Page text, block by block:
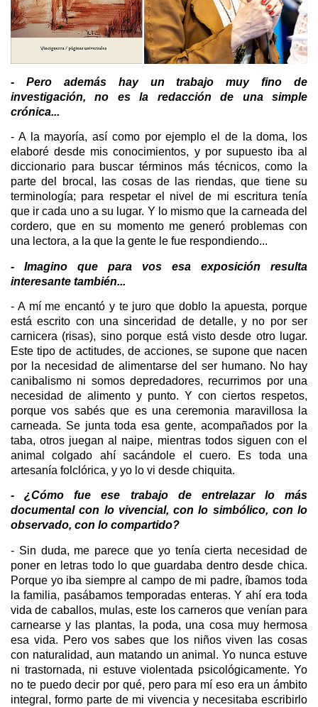
- Pero además hay un trabajo muy fino de
investigación, no es la redacción de una simple
crónica...
- A la mayoría, así como por ejemplo el de la doma, los
elaboré desde mis conocimientos, y por supuesto iba al
diccionario para buscar términos más técnicos, como la
parte del brocal, las cosas de las riendas, que tiene su
terminología; para respetar el nivel de mi escritura tenía
que ir cada uno a su lugar. Y lo mismo que la carneada del
cordero, que en su momento me generó problemas con
una lectora, a la que la gente le fue respondiendo...
- Imagino que para vos esa exposición resulta
interesante también...
- A mí me encantó y te juro que doblo la apuesta, porque
está escrito con una sinceridad de detalle, y no por ser
carnicera (risas), sino porque está visto desde otro lugar.
Este tipo de actitudes, de acciones, se supone que nacen
por la necesidad de alimentarse del ser humano. No hay
canibalismo ni somos depredadores, recurrimos por una
necesidad de alimento y punto. Y con ciertos respetos,
porque vos sabés que es una ceremonia maravillosa la
carneada. Se junta toda esa gente, acompañados por la
taba, otros juegan al naipe, mientras todos siguen con el
animal colgado ahí sacándole el cuero. Es toda una
artesanía folclórica, y yo lo vi desde chiquita.
- ¿Cómo fue ese trabajo de entrelazar lo más
documental con lo vivencial, con lo simbólico, con lo
observado, con lo compartido?
- Sin duda, me parece que yo tenía cierta necesidad de
poner en letras todo lo que guardaba dentro desde chica.
Porque yo iba siempre al campo de mi padre, íbamos toda
la familia, pasábamos temporadas enteras. Y ahí era toda
vida de caballos, mulas, este los carneros que venían para
carnearse y las plantas, la poda, una cosa muy hermosa
esa vida. Pero vos sabes que los niños viven las cosas
con naturalidad, aun matando un animal. Yo nunca estuve
ni trastornada, ni estuve violentada psicológicamente. Yo
no te puedo decir por qué, pero para mí eso era un ámbito
integral, formo parte de mi vivencia y necesitaba escribirlo